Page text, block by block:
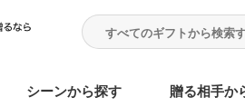
シーンから探す 贈る相手か